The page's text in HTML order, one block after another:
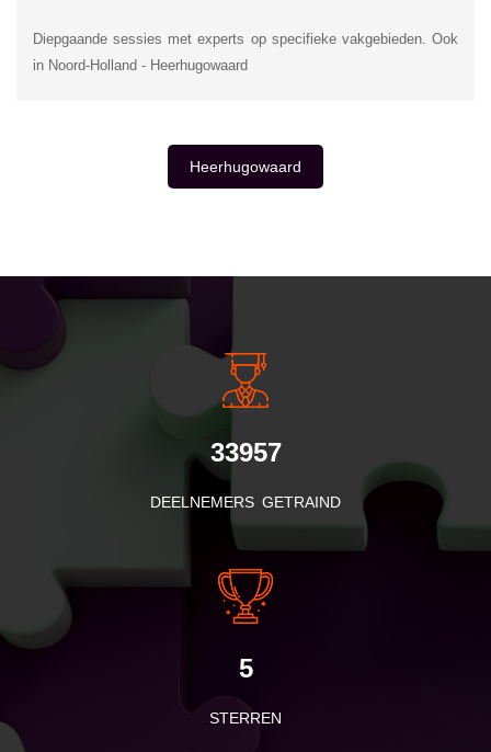
Diepgaande sessies met experts op specifieke vakgebieden. Ook
in Noord-Holland - Heerhugowaard
Heerhugowaard
INSIDE INFORMATIE
33957
DEELNEMERS GETRAIND
5
STERREN